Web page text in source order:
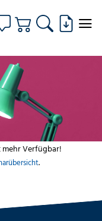
Verfügbar!
.